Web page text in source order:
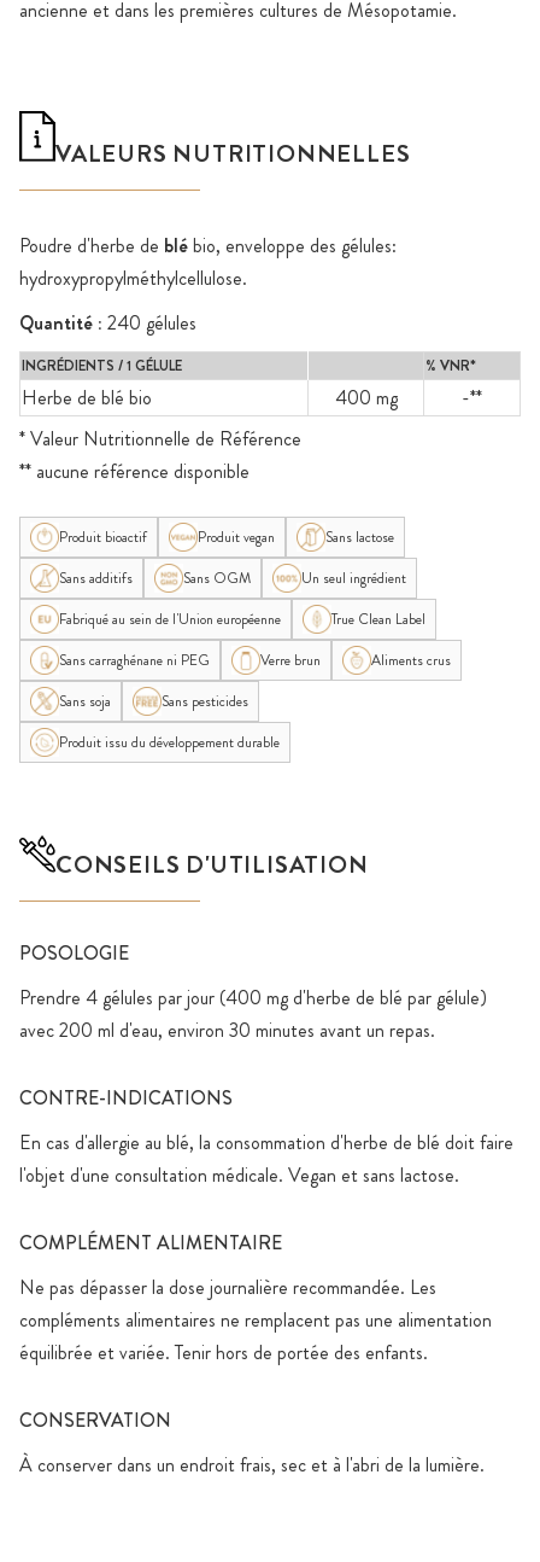
ancienne et dans les premières cultures de Mésopotamie.
VALEURS NUTRITIONNELLES
Poudre d'herbe de blébio, enveloppe des gélules:
hydroxypropylméthylcellulose.
Quantité : 240 gélules
INGRÉDIENTS / 1 GÉLULE % VNR*
Herbe de blé bio 400 mg
-**
* Valeur Nutritionnelle de Référence
** aucune référence disponible
Produit bioactif Produit vegan
Sans lactose
Sans additifs
Sans OGM
Un seul ingrédient
Fabriqué au sein de l'Union européenne
True Clean Label
Sans carraghénane ni PEG
Verre brun
Aliments crus
Sans soja
Sans pesticides
Produit issu du développement durable
CONSEILS D'UTILISATION
POSOLOGIE
Prendre 4 gélules par jour (400 mg d'herbe de blé par gélule)
avec 200 ml d'eau, environ 30 minutes avant un repas.
CONTRE-INDICATIONS
En cas d'allergie au blé, la consommation d'herbe de blé doit faire
l'objet d'une consultation médicale. Vegan et sans lactose.
COMPLÉMENT ALIMENTAIRE
Ne pas dépasser la dose journalière recommandée. Les
compléments alimentaires ne remplacent pas une alimentation
équilibrée et variée. Tenir hors de portée des enfants.
CONSERVATION
À conserver dans un endroit frais, sec et à l'abri de la lumière.